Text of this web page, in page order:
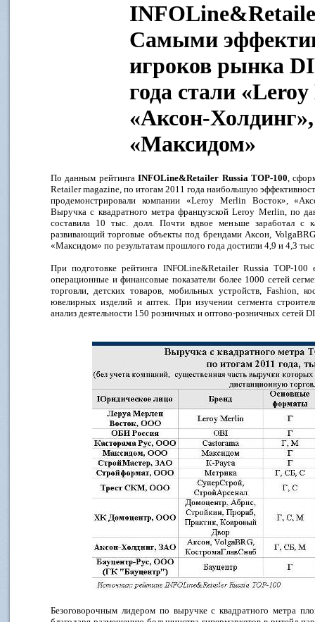
Самыми
игроков рынка
года стали
«Аксон-
«Максидом»
По данным рейтингаINFOLine&Retailer Russia TOP-100,
Retailer magazine, по итогам 2011 года наибольшую
продемонстрировали компании «Leroy Merlin Восток»,
Выручка с квадратного метра французской Leroy Merlin, по
составила 10 тыс. долл. Почти вдвое меньше заработал с
развивающий торговые объекты под брендами Аксон,
«Максидом» по результатам прошлого года достигли 4,9 и 4,3
При подготовке рейтинга INFOLine&Retailer Russia TOP-100
операционные и финансовые показатели более 1000 сетей
торговли, детских товаров, мобильных устройств, Fashion,
ювелирных изделий и аптек. При изучении сегмента
анализ деятельности 150 розничных и оптово-розничных сетей
Безоговорочным лидером по выручке с квадратного метра